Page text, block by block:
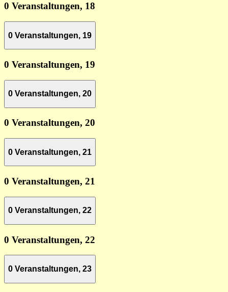
0 Veranstaltungen, 18
0 Veranstaltungen, 19
0 Veranstaltungen, 19
0 Veranstaltungen, 20
0 Veranstaltungen, 20
0 Veranstaltungen, 21
0 Veranstaltungen, 21
0 Veranstaltungen, 22
0 Veranstaltungen, 22
0 Veranstaltungen, 23